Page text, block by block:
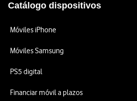
Catálogo dispositivos
Móviles iPhone
Móviles Samsung
PS5 digital
Financiar móvil a plazos